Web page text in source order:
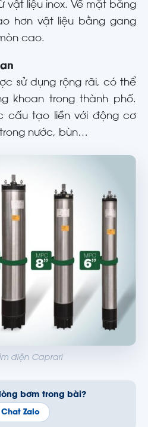
vật liệu inox. Về mặt bằng
hơn vật liệu bằng gang
cao.
sử dụng rộng rãi, có thể
khoan trong thành phố.
cấu tạo liền với động cơ
nước, bùn…
điện Caprari
bơm trong bài?
Chat Zalo